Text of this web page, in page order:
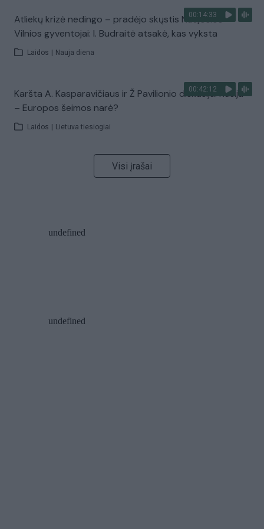
00:14:33
Atliekų krizė nedingo – pradėjo skųstis Naujosios
Vilnios gyventojai: I. Budraitė atsakė, kas vyksta
Laidos Nauja diena
00:42:12
Karšta A. Kasparavičiaus ir Ž Pavilionio diskusija: Rusija
– Europos šeimos narė?
Laidos Lietuva tiesiogiai
Visi įrašai